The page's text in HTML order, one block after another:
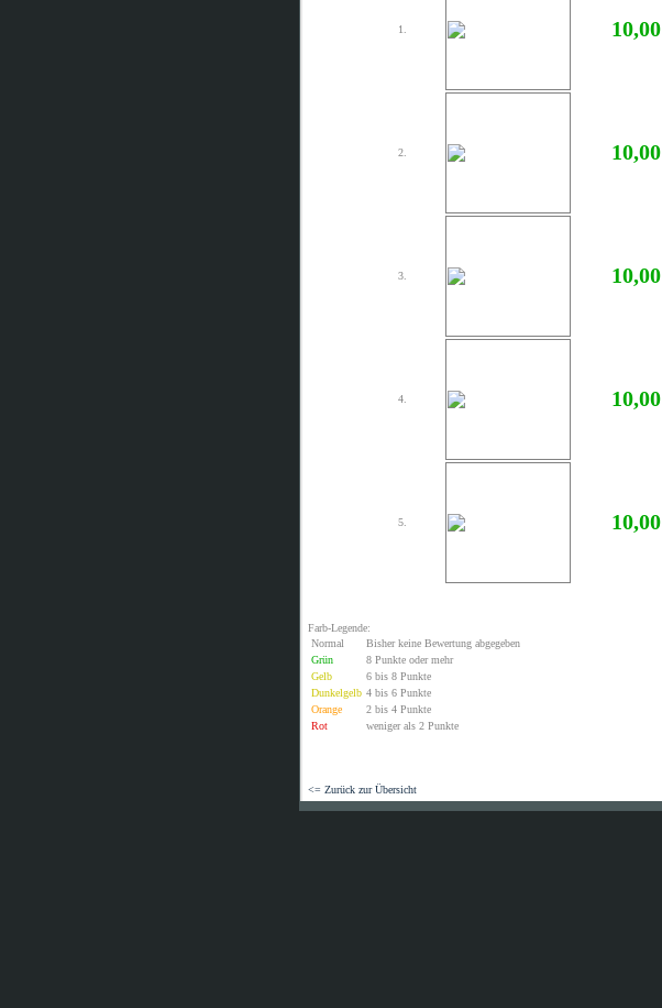
1. 10,00
2. 10,00
3. 10,00
4. 10,00
5. 10,00
Farb-Legende:
Normal
Bisher keine Bewertung abgegeben
Grün
8 Punkte oder mehr
Gelb
6 bis 8 Punkte
Dunkelgelb 4 bis 6 Punkte
Orange
2 bis 4 Punkte
Rot
weniger als 2 Punkte
<= Zurück zur Übersicht